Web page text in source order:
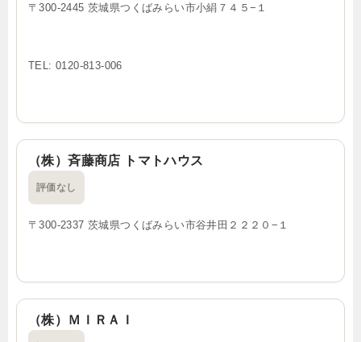
〒300-2445 茨城県つくばみらい市小絹７４５−１
TEL: 0120-813-006
（株）斉藤商店 トマトハウス
評価なし
〒300-2337 茨城県つくばみらい市谷井田２２２０−１
（株）ＭＩＲＡＩ